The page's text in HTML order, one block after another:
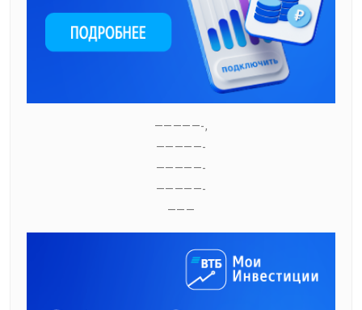
—————-,
—————-
—————-
—————-
———